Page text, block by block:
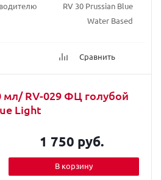
RV 30 Prussian Blue
Water Based
Сравнить
мл/ RV-029 ФЦ голубой
Light
1 750 руб.
В корзину